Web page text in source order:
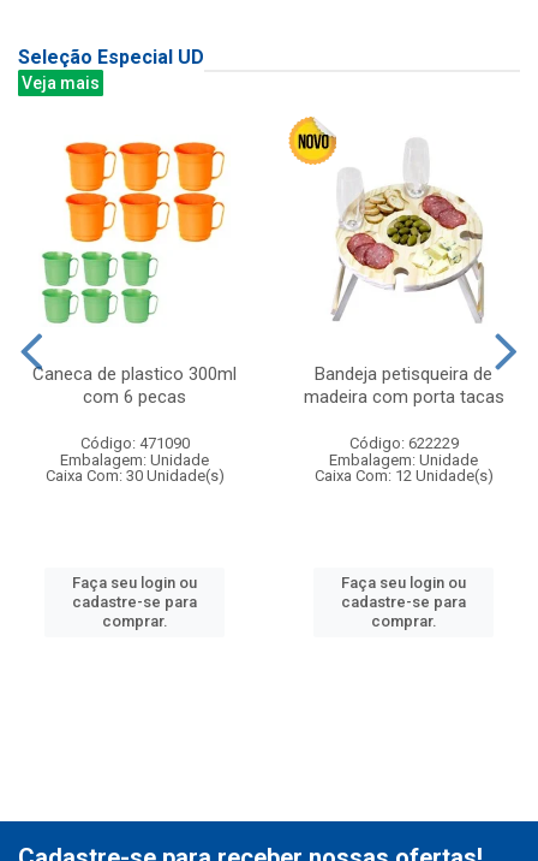
Seleção Especial UD
Veja mais
Caneca de plastico 300ml
com 6 pecas
Código: 471090
Embalagem: Unidade
Caixa Com: 30 Unidade(s)
Faça seu login ou
cadastre-se para
comprar.
Bandeja petisqueira de
madeira com porta tacas
Código: 622229
Embalagem: Unidade
Caixa Com: 12 Unidade(s)
Faça seu login ou
cadastre-se para
comprar.